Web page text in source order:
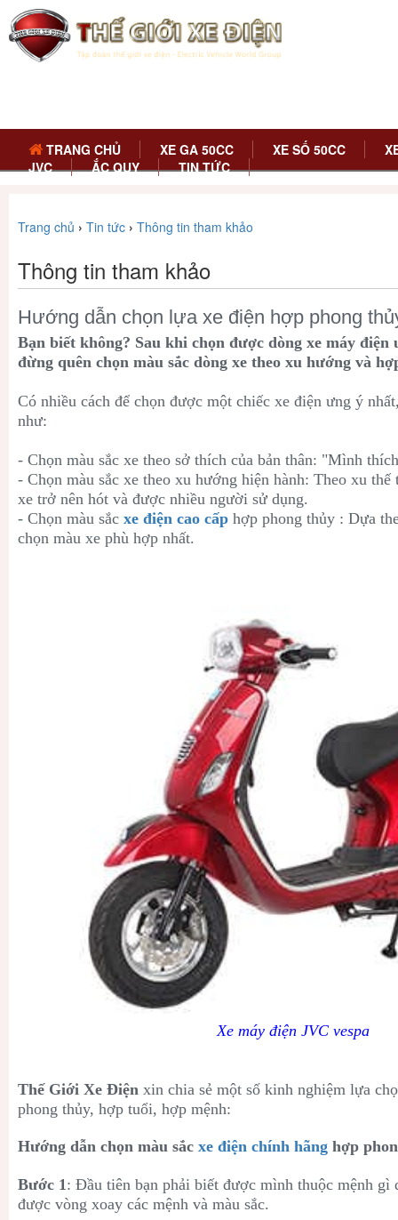
TRANG CHỦ XE GA 50CC XE SỐ 50CC
JVC
ẮC QUY TIN TỨC
Trang chủ › Tin tức › Thông tin tham khảo
Thông tin tham khảo
Hướng dẫn chọn lựa xe điện hợp phong
Bạn biết không? Sau khi chọn được dòng xe máy điện
đừng quên chọn màu sắc dòng xe theo xu hướng và
Có nhiều cách để chọn được một chiếc xe điện ưng ý
như:
- Chọn màu sắc xe theo sở thích của bản thân: "Mình
- Chọn màu sắc xe theo xu hướng hiện hành: Theo xu
xe trở nên hót và được nhiều người sử dụng.
- Chọn màu sắc xe điện cao cấp hợp phong thủy : Dựa
chọn màu xe phù hợp nhất.
Xe máy điện JVC vespa
Thế Giới Xe Điện xin chia sẻ một số kinh nghiệm lựa
phong thủy, hợp tuổi, hợp mệnh:
Hướng dẫn chọn màu sắc xe điện chính hãng hợp
Bước 1: Đầu tiên bạn phải biết được mình thuộc mệnh gì
được vòng xoay các mệnh và màu sắc.